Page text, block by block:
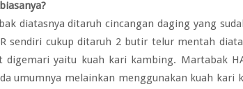
diatasnya ditaruh cincangan daging yang
sendiri cukup ditaruh 2 butir telur mentah
yaitu kuah kari kambing. Martabak
umumnya melainkan menggunakan kuah kari